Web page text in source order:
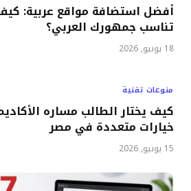
أفضل استضافة مواقع عربية:
تناسب جمهورك العربي؟
18 يونيو, 2026
منوعات تقنية
كيف يختار الطالب مساره
خيارات متعددة في مصر
15 يونيو, 2026